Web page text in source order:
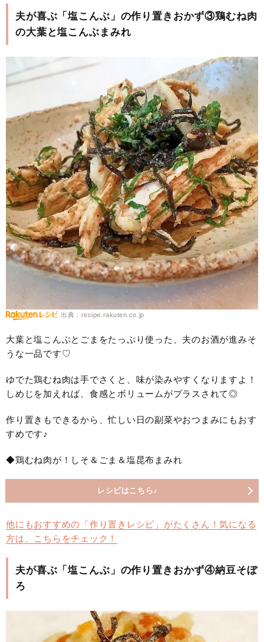
夫が喜ぶ「塩こんぶ」の作り置きおかず③鶏むね肉
の大葉と塩こんぶまみれ
出典：recipe.rakuten.co.jp
大葉と塩こんぶとごまをたっぷり使った、夫のお酒が進みそ
うな一品です♡
ゆでた鶏むね肉は手でさくと、味が染みやすくなりますよ！
しめじを加えれば、食感とボリュームがプラスされて◎
作り置きもできるから、忙しい日の副菜やおつまみにもおす
すめです♪
◆鶏むね肉が！しそ＆ごま＆塩昆布まみれ
レシピはこちら♪
他にもおすすめの「作り置きレシピ」がたくさん！気になる
方は、こちらをチェック！
夫が喜ぶ「塩こんぶ」の作り置きおかず④納豆そぼ
ろ